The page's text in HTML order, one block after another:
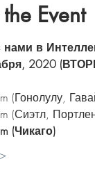
Event
нами в
2020
(Гонолулу,
(Сиэтл,
(Чикаго)